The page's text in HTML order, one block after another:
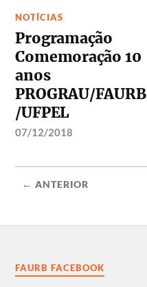
NOTÍCIAS
Programação
Comemoração 10
anos
PROGRAU/FAURB
/UFPEL
07/12/2018
← ANTERIOR
FAURB FACEBOOK